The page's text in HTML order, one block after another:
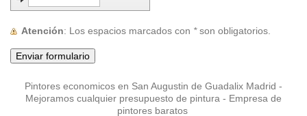
Atención : Los espacios marcados con *son obligatorios.
Pintores economicos en San Augustin de Guadalix Madrid -
Mejoramos cualquier presupuesto de pintura - Empresa de
pintores baratos